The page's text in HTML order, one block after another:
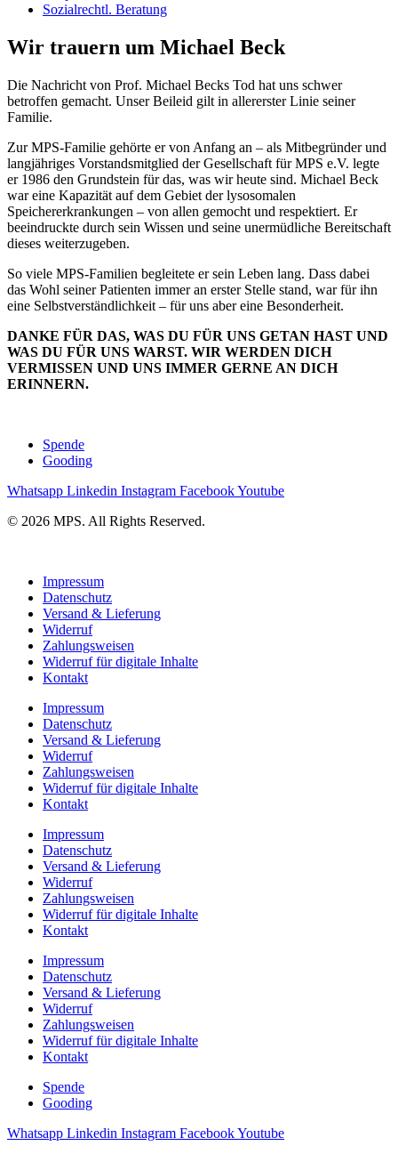
Sozialrechtl. Beratung
Wir trauern um Michael Beck
Die Nachricht von Prof. Michael Becks Tod hat uns schwer
betroffen gemacht. Unser Beileid gilt in allererster Linie seiner
Familie.
Zur MPS-Familie gehörte er von Anfang an – als Mitbegründer und
langjähriges Vorstandsmitglied der Gesellschaft für MPS e.V. legte
er 1986 den Grundstein für das, was wir heute sind. Michael Beck
war eine Kapazität auf dem Gebiet der lysosomalen
Speichererkrankungen – von allen gemocht und respektiert. Er
beeindruckte durch sein Wissen und seine unermüdliche Bereitschaft
dieses weiterzugeben.
So viele MPS-Familien begleitete er sein Leben lang. Dass dabei
das Wohl seiner Patienten immer an erster Stelle stand, war für ihn
eine Selbstverständlichkeit – für uns aber eine Besonderheit.
DANKE FÜR DAS, WAS DU FÜR UNS GETAN HAST UND
WAS DU FÜR UNS WARST. WIR WERDEN DICH
VERMISSEN UND UNS IMMER GERNE AN DICH
ERINNERN.
Spende
Gooding
Whatsapp Linkedin Instagram FacebookYoutube
© 2026 MPS. All Rights Reserved.
Impressum
Datenschutz
Versand & Lieferung
Widerruf
Zahlungsweisen
Widerruf für digitale Inhalte
Kontakt
Impressum
Datenschutz
Versand & Lieferung
Widerruf
Zahlungsweisen
Widerruf für digitale Inhalte
Kontakt
Impressum
Datenschutz
Versand & Lieferung
Widerruf
Zahlungsweisen
Widerruf für digitale Inhalte
Kontakt
Impressum
Datenschutz
Versand & Lieferung
Widerruf
Zahlungsweisen
Widerruf für digitale Inhalte
Kontakt
Spende
Gooding
Whatsapp Linkedin Instagram FacebookYoutube